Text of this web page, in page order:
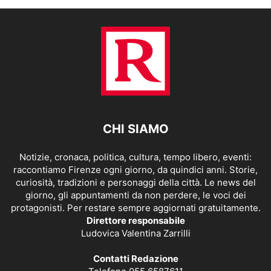
CHI SIAMO
Notizie, cronaca, politica, cultura, tempo libero, eventi:
raccontiamo Firenze ogni giorno, da quindici anni. Storie,
curiosità, tradizioni e personaggi della città. Le news del
giorno, gli appuntamenti da non perdere, le voci dei
protagonisti. Per restare sempre aggiornati gratuitamente.
Direttore responsabile
Ludovica Valentina Zarrilli
Contatti Redazione